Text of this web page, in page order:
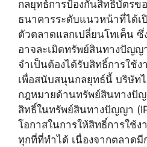
กลยุทธ์การป้องกันสิทธิบัตรข
ธนาคารระดับแนวหน้าที่ได้เ
ตัวตลาดแลกเปลี่ยนโทเค็น ซึ่
อาจละเมิดทรัพย์สินทางปัญญ
จำเป็นต้องได้รับสิทธิ์การใช้
เพื่อสนับสนุนกลยุทธ์นี้ บริษัท
กฎหมายด้านทรัพย์สินทางปั
สิทธิ์ในทรัพย์สินทางปัญญา
โอกาสในการให้สิทธิ์การใช้
ทุกที่ที่ทำได้ เนื่องจากตลาดมี